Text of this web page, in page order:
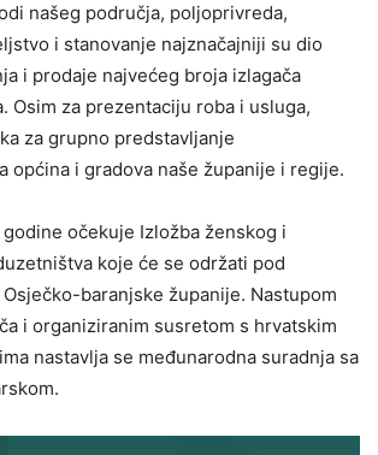
našeg područja, poljoprivreda,
i stanovanje najznačajniji su dio
i prodaje najvećeg broja izlagača
Osim za prezentaciju roba i usluga,
za grupno predstavljanje
općina i gradova naše županije i regije.
očekuje Izložba ženskog i
koje će se održati pod
baranjske županije. Nastupom
i organiziranim susretom s hrvatskim
nastavlja se međunarodna suradnja sa